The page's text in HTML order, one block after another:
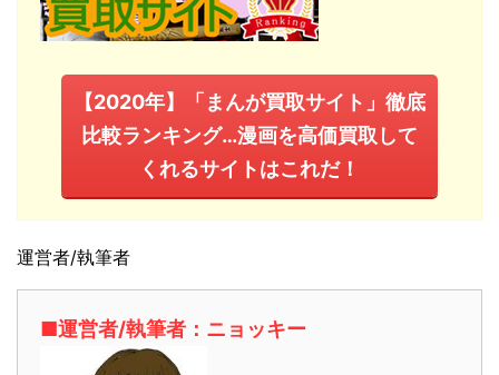
【2020年】「まんが買取サイト」徹底
比較ランキング…漫画を高価買取して
くれるサイトはこれだ！
運営者/執筆者
■運営者/執筆者：ニョッキー